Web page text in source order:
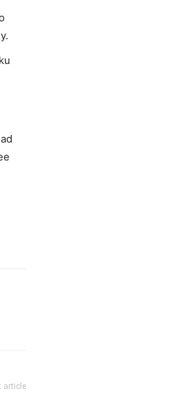
article